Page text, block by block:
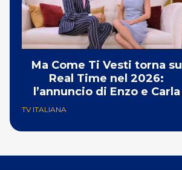
Ma Come Ti Vesti torna su
Real Time nel 2026:
l’annuncio di Enzo e Carla
TV ITALIANA